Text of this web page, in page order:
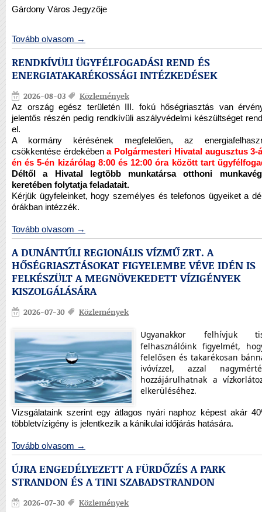
Gárdony Város Jegyzője
Tovább olvasom →
RENDKÍVÜLI ÜGYFÉLFOGADÁSI REND ÉS
ENERGIATAKARÉKOSSÁGI INTÉZKEDÉSEK
2026-08-03 Közlemények
Az ország egész területén III. fokú hőségriasztás van
jelentős részén pedig rendkívüli aszályvédelmi készültséget
el.
A kormány kérésének megfelelően, az
csökkentése érdekébena Polgármesteri Hivatal augusztus 3-
én és 5-én kizárólag 8:00 és 12:00 óra között tart
Déltől a Hivatal legtöbb munkatársa otthoni
keretében folytatja feladatait.
Kérjük ügyfeleinket, hogy személyes és telefonos ügyeiket a
órákban intézzék.
Tovább olvasom →
A DUNÁNTÚLI REGIONÁLIS VÍZMŰ ZRT. A
HŐSÉGRIASZTÁSOKAT FIGYELEMBE VÉVE IDÉN IS
FELKÉSZÜLT A MEGNÖVEKEDETT VÍZIGÉNYEK
KISZOLGÁLÁSÁRA
2026-07-30 Közlemények
Ugyanakkor felhívjuk
felhasználóink figyelmét,
felelősen és takarékosan
ivóvízzel, azzal
hozzájárulhatnak a
elkerüléséhez.
Vizsgálataink szerint egy átlagos nyári naphoz képest akár
többletvízigény is jelentkezik a kánikulai időjárás hatására.
Tovább olvasom →
ÚJRA ENGEDÉLYEZETT A FÜRDŐZÉS A PARK
STRANDON ÉS A TINI SZABADSTRANDON
2026-07-30 Közlemények